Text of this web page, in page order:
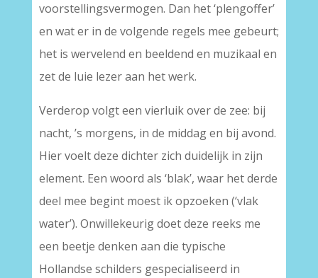
voorstellingsvermogen. Dan het ‘plengoffer’
en wat er in de volgende regels mee gebeurt;
het is wervelend en beeldend en muzikaal en
zet de luie lezer aan het werk.
Verderop volgt een vierluik over de zee: bij
nacht, ’s morgens, in de middag en bij avond.
Hier voelt deze dichter zich duidelijk in zijn
element. Een woord als ‘blak’, waar het derde
deel mee begint moest ik opzoeken (‘vlak
water’). Onwillekeurig doet deze reeks me
een beetje denken aan die typische
Hollandse schilders gespecialiseerd in